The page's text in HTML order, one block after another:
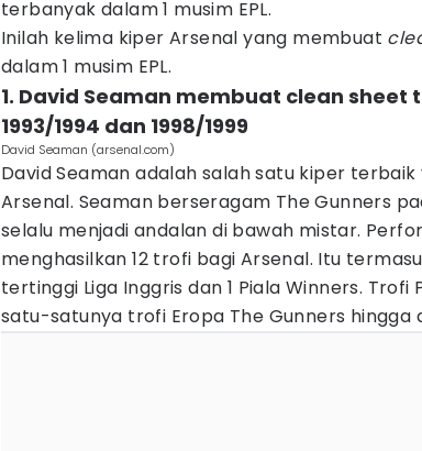
terbanyak dalam 1 musim EPL.
Inilah kelima kiper Arsenal yang membuat
dalam 1 musim EPL.
1. David Seaman membuat clean sheet
1993/1994 dan 1998/1999
David Seaman (arsenal.com)
David Seaman adalah salah satu kiper
Arsenal. Seaman berseragam The Gunners
selalu menjadi andalan di bawah mistar.
menghasilkan 12 trofi bagi Arsenal. Itu
tertinggi Liga Inggris dan 1 Piala Winners. Trofi
satu-satunya trofi Eropa The Gunners hingga